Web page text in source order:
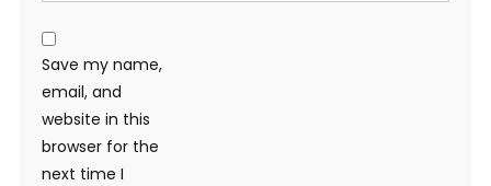
Save my name,
email, and
website in this
browser for the
next time I